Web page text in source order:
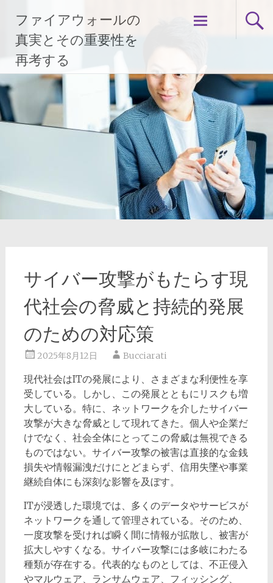
へ
ス
キ
ッ
ファイアウォールの
真実とその重要性を
再考する
サイバー攻撃がもたらす現
代社会の脅威と持続的発展
のための対応策
2025年8月12日 Bucciarati
現代社会はITの発展により、さまざまな利便性を享
受している。
しかし、この発展とともにリスクも増
大している。特に、ネットワークを介したサイバー
攻撃が大きな脅威として現れてきた。個人や企業だ
けでなく、社会全体にとってこの脅威は無視できる
ものではない。サイバー攻撃の被害は直接的な金銭
損失や情報漏洩だけにとどまらず、信用失墜や事業
継続自体にも深刻な影響を及ぼす。
ITが浸透した環境では、多くのデータやサービスが
ネットワークを通して管理されている。そのため、
一度攻撃を受ければ瞬く間に情報が拡散し、被害が
拡大しやすくなる。サイバー攻撃には多岐にわたる
種類が存在する。代表的なものとしては、不正侵入
やマルウェア、ランサムウェア、フィッシング、